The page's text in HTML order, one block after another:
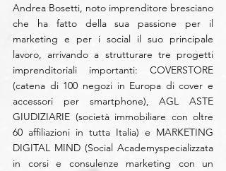
Andrea Bosetti, noto imprenditore bresciano
che ha fatto della sua passione per il
marketing e per i social il suo principale
lavoro, arrivando a strutturare tre progetti
imprenditoriali importanti: COVERSTORE
(catena di 100 negozi in Europa di cover e
accessori per smartphone), AGL ASTE
GIUDIZIARIE (società immobiliare con oltre
60 affiliazioni in tutta Italia) e MARKETING
DIGITAL MIND (Social Academyspecializzata
in corsi e consulenze marketing con un